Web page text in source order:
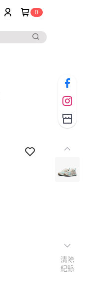
0
清除
紀錄